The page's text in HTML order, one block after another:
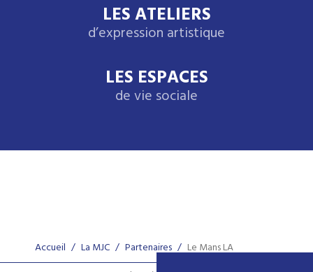
LES ATELIERS
d’expression artistique
LES ESPACES
de vie sociale
Accueil / La MJC / Partenaires / Le Mans LA